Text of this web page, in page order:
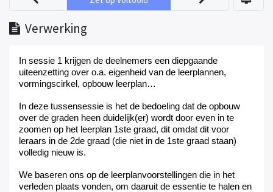
Verwerking
In sessie 1 krijgen de deelnemers een diepgaande
uiteenzetting over o.a. eigenheid van de leerplannen,
vormingscirkel, opbouw leerplan…
In deze tussensessie is het de bedoeling dat de opbouw
over de graden heen duidelijk(er) wordt door even in te
zoomen op het leerplan 1ste graad, dit omdat dit voor
leraars in de 2de graad (die niet in de 1ste graad staan)
volledig nieuw is.
We baseren ons op de leerplanvoorstellingen die in het
verleden plaats vonden, om daaruit de essentie te halen en